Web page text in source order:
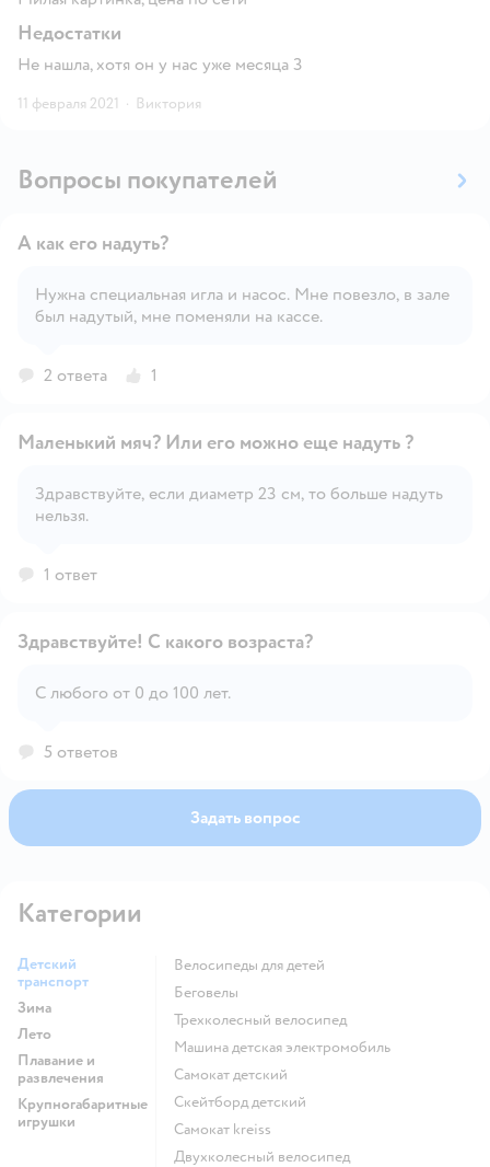
Недостатки
Не нашла, хотя он у нас уже месяца 3
11 февраля 2021 · Виктория
Вопросы покупателей
Открыть вопрос
А как его надуть?
Нужна специальная игла и насос. Мне повезло, в зале
был надутый, мне поменяли на кассе.
2 ответа 1
Маленький мяч? Или его можно еще надуть ?
Здравствуйте, если диаметр 23 см, то больше надуть
нельзя.
1 ответ
Здравствуйте! С какого возраста?
С любого от 0 до 100 лет.
5 ответов
Задать вопрос
Категории
Детский
транспорт
Зима
Лето
Плавание и
развлечения
Крупногабаритные
игрушки
Велосипеды для детей
Беговелы
Трехколесный велосипед
Машина детская электромобиль
Самокат детский
Скейтборд детский
Самокат kreiss
Двухколесный велосипед